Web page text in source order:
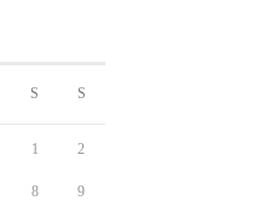
S S
1 2
8 9